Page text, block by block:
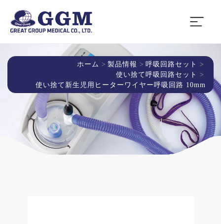
ホーム 製品情報
呼吸回路セット
使い捨て呼吸回路セット
使い捨て新生児用ヒーターワイヤー呼吸回路 10mm